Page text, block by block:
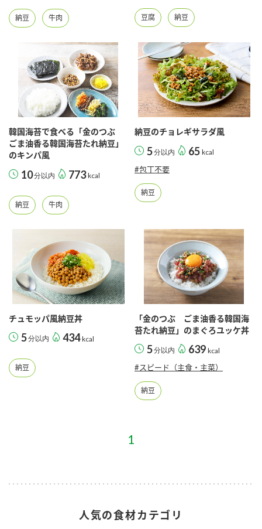
炊き込みご飯の素 米飯用調味液
納豆 Fibee
三ツ判山吹
スペシャルサイト
お酢を知ろう！
すしラボ
ぽん酢サワー
納豆の豆知識
鍋奉行マニュアル
ミツカンのCM
ロングセラー商品 ＋ おすすめレシピ
各部門が大切にしていること
おいしさと健康への取り組み
キッザニア東京「ぽん酢工房」
販売終了製品のご案内
よくあるご質問
お問い合わせ
地図から取り扱い店舗を探す
ミツカン公式通販
検索
業務用サイト ミツカングループについて 製造所固有記号一覧
納豆 牛肉 豆腐 納豆
韓国海苔で食べる「金のつぶ
ごま油香る韓国海苔たれ納豆」
のキンパ風
10分以内 773 kcal
納豆 牛肉
納豆のチョレギサラダ風
5分以内 65 kcal
#包丁不要
納豆
チュモッパ風納豆丼
5分以内 434 kcal
納豆
「金のつぶ ごま油香る韓国海
苔たれ納豆」のまぐろユッケ丼
5分以内 639 kcal
#スピード（主食・主菜）
納豆
1
人気の食材カテゴリ